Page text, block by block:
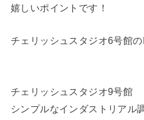
嬉しいポイントです！
チェリッシュスタジオ6号館
チェリッシュスタジオ9号館
シンプルなインダストリアル